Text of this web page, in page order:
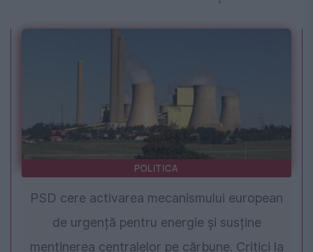
POLITICA
PSD cere activarea mecanismului european
de urgență pentru energie și susține
menținerea centralelor pe cărbune. Critici la